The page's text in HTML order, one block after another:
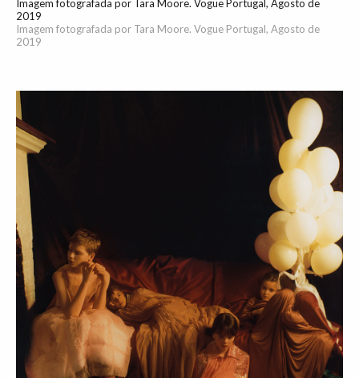
Imagem fotografada por Tara Moore. Vogue Portugal, Agosto de
2019
Imagem fotografada por Tara Moore. Vogue Portugal, Agosto de
2019